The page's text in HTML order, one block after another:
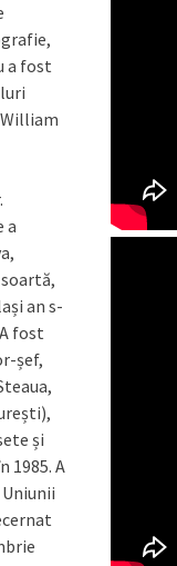
a fost
a
an s-
fost
șef,
și
1985. A